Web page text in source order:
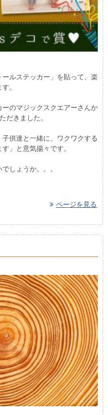
ルステッカー」を貼って、楽
。
のマジックスクエアーさんか
だきました。
供達と一緒に、ワクワクする
」と意気揚々です。
しょうか。。。
ページを見る